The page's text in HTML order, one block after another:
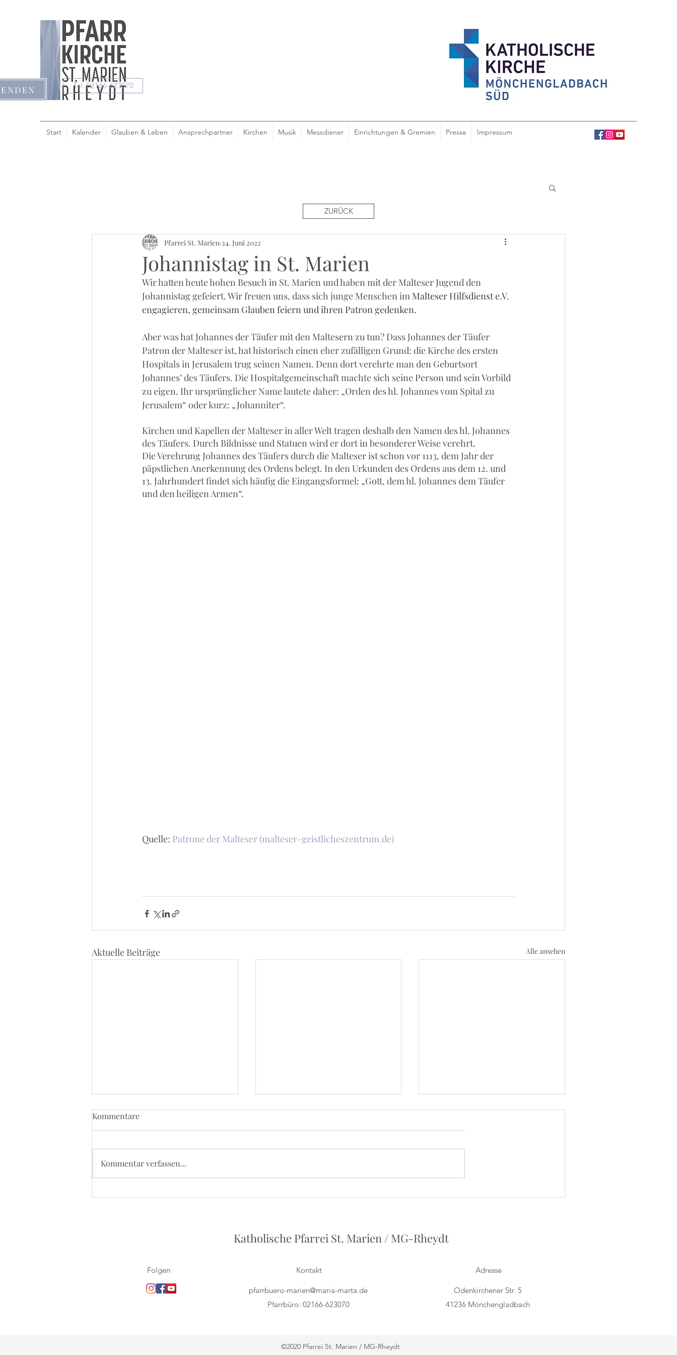
Tel: 02166-623070
Start Kalender Glauben & Leben Ansprechpartner Kirchen Musik Messdiener Einrichtungen & Gremien Presse Impressum
Johannistag in St. Marien
Pfarrei St. Marien 24. Juni 2022
Wir hatten heute hohen Besuch in St. Marien und haben mit der Malteser Jugend den
Johannistag gefeiert. Wir freuen uns, dass sich junge Menschen im Malteser Hilfsdienst e.V.
engagieren, gemeinsam Glauben feiern und ihren Patron gedenken.
Aber was hat Johannes der Täufer mit den Maltesern zu tun? Dass Johannes der Täufer
Patron der Malteser ist, hat historisch einen eher zufälligen Grund: die Kirche des ersten
Hospitals in Jerusalem trug seinen Namen. Denn dort verehrte man den Geburtsort
Johannes’ des Täufers. Die Hospitalgemeinschaft machte sich seine Person und sein Vorbild
zu eigen. Ihr ursprünglicher Name lautete daher: „Orden des hl. Johannes vom Spital zu
Jerusalem“ oder kurz: „Johanniter“.
Kirchen und Kapellen der Malteser in aller Welt tragen deshalb den Namen des hl. Johannes
des Täufers. Durch Bildnisse und Statuen wird er dort in besonderer Weise verehrt.
Die Verehrung Johannes des Täufers durch die Malteser ist schon vor 1113, dem Jahr der
päpstlichen Anerkennung des Or­dens belegt. In den Urkunden des Ordens aus dem 12. und
13. Jahrhundert findet sich häufig die Eingangsformel: „Gott, dem hl. Johannes dem Täufer
und den heiligen Armen“.
Quelle: Patrone der Malteser (malteser-geistlicheszentrum.de)
Aktuelle Beiträge Alle ansehen
5. September 2026 - Kevelaer
Herbert Grönemeyer - Ein
Irish Folk im Trostraum
Kommentare
Kommentar verfassen...
ZURÜCK
Katholische Pfarrei St. Marien / MG-Rheydt
Folgen Kontakt
pfarrbuero-marien@maria-marta.de
Pfarrbüro: 02166-623070
Adresse
Odenkirchener Str. 5
41236 Mönchengladbach
©2020 Pfarrei St. Marien / MG-Rheydt